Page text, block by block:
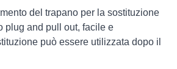
del trapano per la sostituzione
plug and pull out, facile e
può essere utilizzata dopo il